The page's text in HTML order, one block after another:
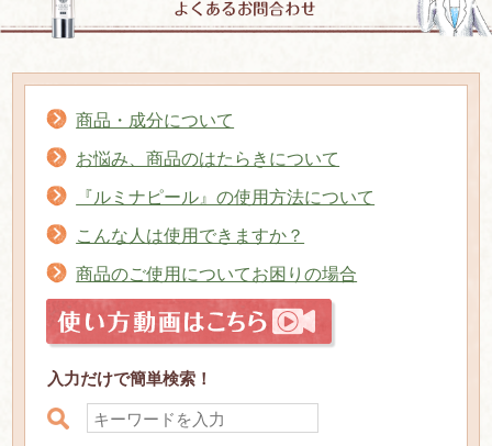
商品・成分について
お悩み、商品のはたらきについて
『ルミナピール』の使用方法について
こんな人は使用できますか？
商品のご使用についてお困りの場合
入力だけで簡単検索！